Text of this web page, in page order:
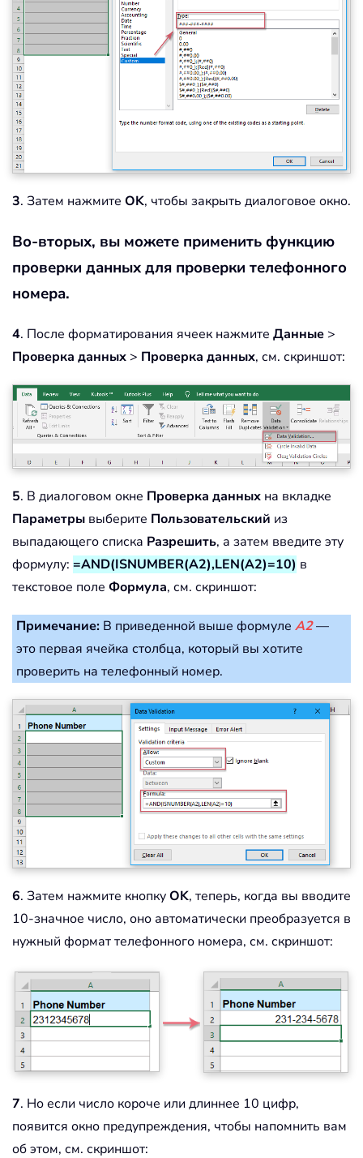
3. Затем нажмите OK, чтобы закрыть диалоговое окно.
Во-вторых, вы можете применить функцию
проверки данных для проверки телефонного
номера.
4. После форматирования ячеек нажмите Данные >
Проверка данных > Проверка данных, см. скриншот:
5. В диалоговом окне Проверка данных на вкладке
Параметры выберите Пользовательский из
выпадающего списка Разрешить, а затем введите эту
формулу: =AND(ISNUMBER(A2),LEN(A2)=10) в
текстовое поле Формула, см. скриншот:
Примечание: В приведенной выше формуле A2—
это первая ячейка столбца, который вы хотите
проверить на телефонный номер.
6. Затем нажмите кнопкуOK, теперь, когда вы вводите
10-значное число, оно автоматически преобразуется в
нужный формат телефонного номера, см. скриншот:
7. Но если число короче или длиннее 10 цифр,
появится окно предупреждения, чтобы напомнить вам
об этом, см. скриншот: